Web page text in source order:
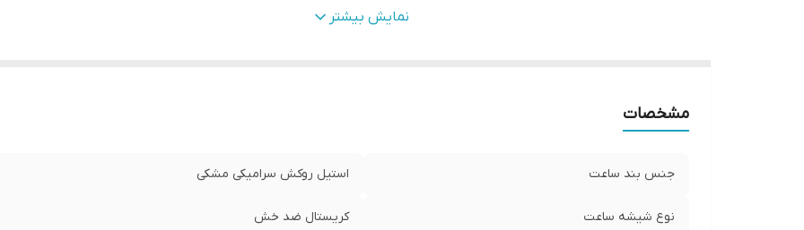
گارانتی : یکساله دنیل ولینگتون ایراننمایش بیشتر
مشخصات
جنس بند ساعت استیل روکش سرامیکی مشکی
نوع شیشه ساعت کریستال ضد خش